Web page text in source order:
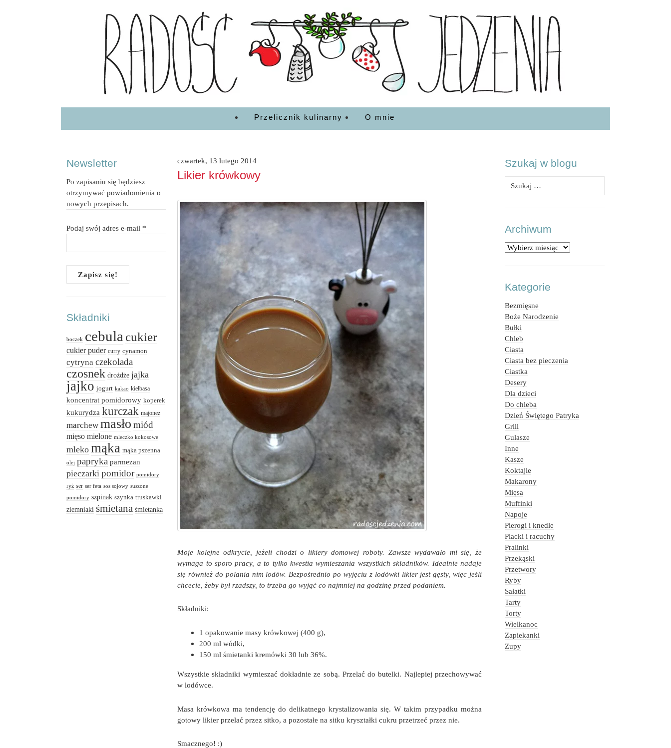
RADOSCJEDZENIA.COM
Przelicznik kulinarny O mnie
Newsletter
Po zapisaniu się będziesz
otrzymywać powiadomienia o
nowych przepisach.
Podaj swój adres e-mail*
Składniki
boczek cebula cukier
cukier puder curry cynamon
cytryna czekolada
czosnek drożdże jajka
jajko jogurt kakao kiełbasa
koncentrat pomidorowy koperek
kukurydza kurczak majonez
marchew masło miód
mięso mielone mleczko kokosowe
mleko mąka mąka pszenna
olej papryka parmezan
pieczarki pomidor pomidory
ryż ser ser feta sos sojowy suszone
pomidory szpinak szynka truskawki
ziemniaki śmietana śmietanka
czwartek, 13 lutego 2014
Likier krówkowy
Moje kolejne odkrycie, jeżeli chodzi o likiery domowej roboty. Zawsze wydawało mi się, że
wymaga to sporo pracy, a to tylko kwestia wymieszania wszystkich składników. Idealnie nadaje
się również do polania nim lodów. Bezpośrednio po wyjęciu z lodówki likier jest gęsty, więc jeśli
chcecie, żeby był rzadszy, to trzeba go wyjąć co najmniej na godzinę przed podaniem.
Składniki:
1 opakowanie masy krówkowej (400 g),
200 ml wódki,
150 ml śmietanki kremówki 30 lub 36%.
Wszystkie składniki wymieszać dokładnie ze sobą. Przelać do butelki. Najlepiej przechowywać
w lodówce.
Masa krówkowa ma tendencję do delikatnego krystalizowania się. W takim przypadku można
gotowy likier przelać przez sitko, a pozostałe na sitku kryształki cukru przetrzeć przez nie.
Smacznego! :)
Szukaj w blogu
Archiwum
Archiwum
Kategorie
Bezmięsne
Boże Narodzenie
Bułki
Chleb
Ciasta
Ciasta bez pieczenia
Ciastka
Desery
Dla dzieci
Do chleba
Dzień Świętego Patryka
Grill
Gulasze
Inne
Kasze
Koktajle
Makarony
Mięsa
Muffinki
Napoje
Pierogi i knedle
Placki i racuchy
Pralinki
Przekąski
Przetwory
Ryby
Sałatki
Tarty
Torty
Wielkanoc
Zapiekanki
Zupy